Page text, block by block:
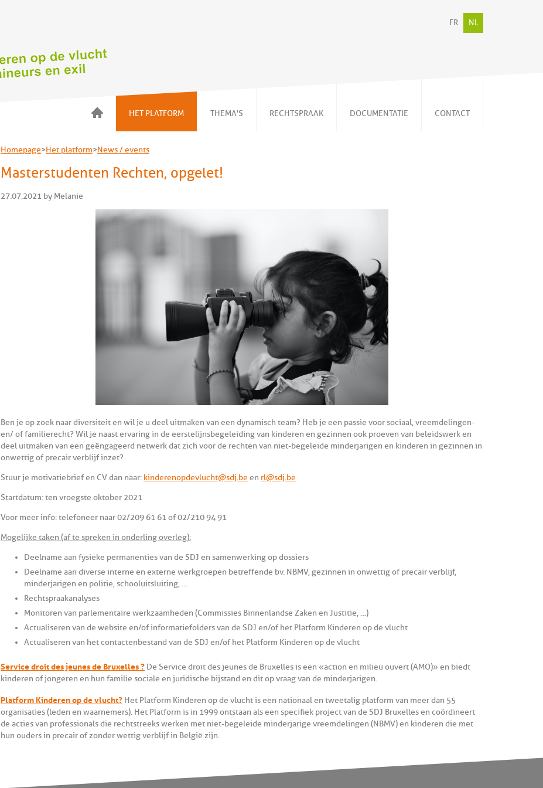
FR NL
HET PLATFORM
Onze acties
News / events
THEMA'S
gezinnen
Detentie en
NBMV
RECHTSPRAAK DOCUMENTATIE
Nieuwsbrieven
CONTACT
Homepage>Het platform>News / events
Masterstudenten Rechten, opgelet!
27.07.2021 by Melanie
Ben je op zoek naar diversiteit en wil je u deel uitmaken van een dynamisch team? Heb je een passie voor sociaal, vreemdelingen-
en/ of familierecht? Wil je naast ervaring in de eerstelijnsbegeleiding van kinderen en gezinnen ook proeven van beleidswerk en
deel uitmaken van een geëngageerd netwerk dat zich voor de rechten van niet-begeleide minderjarigen en kinderen in gezinnen in
onwettig of precair verblijf inzet?
Stuur je motivatiebrief en CV dan naar: kinderenopdevlucht@sdj.be en rl@sdj.be
Startdatum: ten vroegste oktober 2021
Voor meer info: telefoneer naar 02/209 61 61 of 02/210 94 91
Mogelijke taken (af te spreken in onderling overleg):
Deelname aan fysieke permanenties van de SDJ en samenwerking op dossiers
Deelname aan diverse interne en externe werkgroepen betreffende bv. NBMV, gezinnen in onwettig of precair verblijf,
minderjarigen en politie, schooluitsluiting, …
Rechtspraakanalyses
Monitoren van parlementaire werkzaamheden (Commissies Binnenlandse Zaken en Justitie, …)
Actualiseren van de website en/of informatiefolders van de SDJ en/of het Platform Kinderen op de vlucht
Actualiseren van het contactenbestand van de SDJ en/of het Platform Kinderen op de vlucht
Service droit des jeunes de Bruxelles ? De Service droit des jeunes de Bruxelles is een « action en milieu ouvert (AMO) » en biedt
kinderen of jongeren en hun familie sociale en juridische bijstand en dit op vraag van de minderjarigen.
Platform Kinderen op de vlucht? Het Platform Kinderen op de vlucht is een nationaal en tweetalig platform van meer dan 55
organisaties (leden en waarnemers). Het Platform is in 1999 ontstaan als een specifiek project van de SDJ Bruxelles en coördineert
de acties van professionals die rechtstreeks werken met niet-begeleide minderjarige vreemdelingen (NBMV) en kinderen die met
hun ouders in precair of zonder wettig verblijf in België zijn.